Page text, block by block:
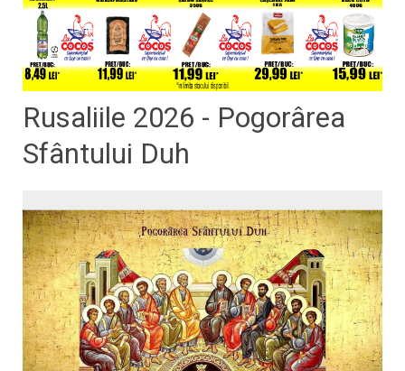
Rusaliile 2026 - Pogorârea
Sfântului Duh